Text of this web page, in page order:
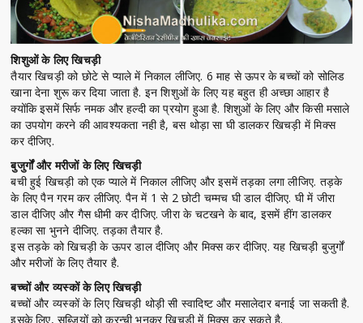
शिशुओं के लिए खिचड़ी
तैयार खिचड़ी को छोटे से प्याले में निकाल लीजिए. 6 माह से ऊपर के बच्चों को सोलिड
खाना देना शुरू कर दिया जाता है. इन शिशुओं के लिए यह बहुत ही अच्छा आहार है
क्योंकि इसमें सिर्फ नमक और हल्दी का प्रयोग हुआ है. शिशुओं के लिए और किसी मसाले
का उपयोग करने की आवश्यकता नही है, बस थोड़ा सा घी डालकर खिचड़ी में मिक्स
कर दीजिए.
बुजुर्गों और मरीजों के लिए खिचड़ी
बची हुई खिचड़ी को एक प्याले में निकाल लीजिए और इसमें तड़का लगा लीजिए. तड़के
के लिए पैन गरम कर लीजिए. पैन में 1 से 2 छोटी चम्मच घी डाल दीजिए. घी में जीरा
डाल दीजिए और गैस धीमी कर दीजिए. जीरा के चटखने के बाद, इसमें हींग डालकर
हल्का सा भुनने दीजिए. तड़का तैयार है.
इस तड़के को खिचड़ी के ऊपर डाल दीजिए और मिक्स कर दीजिए. यह खिचड़ी बुजुर्गों
और मरीजों के लिए तैयार है.
बच्चों और व्यस्कों के लिए खिचड़ी
बच्चों और व्यस्कों के लिए खिचड़ी थोड़ी सी स्वादिष्ट और मसालेदार बनाई जा सकती है.
इसके लिए, सब्जियों को क्रन्ची भूनकर खिचड़ी में मिक्स कर सकते है.